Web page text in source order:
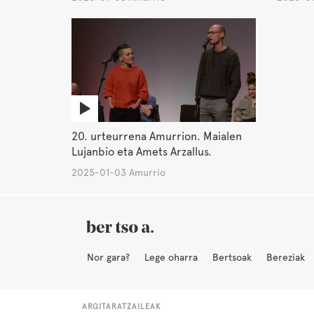
20. urteurrena Amurrion. Maialen
Lujanbio eta Amets Arzallus.
2025-01-03 Amurrio
Nor gara? Lege oharra Bertsoak Bereziak
ARGITARATZAILEAK